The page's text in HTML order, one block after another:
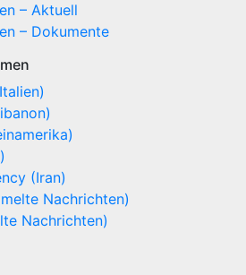
– Aktuell
– Dokumente
(Iran)
Nachrichten)
Nachrichten)